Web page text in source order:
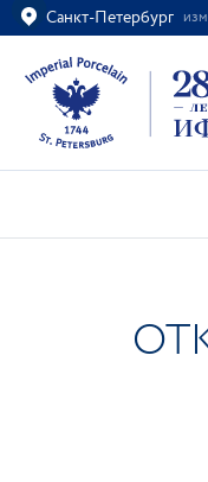
Санкт-Петербург
Ваш город
ВСЁ ВЕРНО